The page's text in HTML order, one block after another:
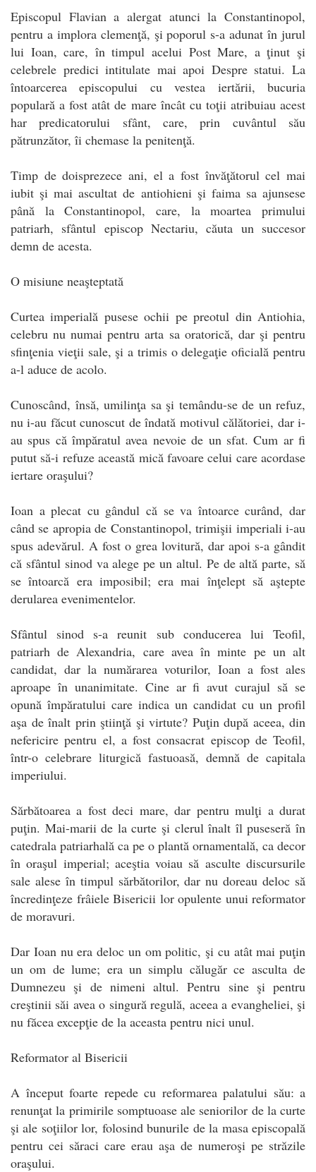
Episcopul Flavian a alergat atunci la Constantinopol,
pentru a implora clemenţă, şi poporul s-a adunat în jurul
lui Ioan, care, în timpul acelui Post Mare, a ţinut şi
celebrele predici intitulate mai apoi Despre statui. La
întoarcerea episcopului cu vestea iertării, bucuria
populară a fost atât de mare încât cu toţii atribuiau acest
har predicatorului sfânt, care, prin cuvântul său
pătrunzător, îi chemase la penitenţă.
Timp de doisprezece ani, el a fost învăţătorul cel mai
iubit şi mai ascultat de antiohieni şi faima sa ajunsese
până la Constantinopol, care, la moartea primului
patriarh, sfântul episcop Nectariu, căuta un succesor
demn de acesta.
O misiune neaşteptată
Curtea imperială pusese ochii pe preotul din Antiohia,
celebru nu numai pentru arta sa oratorică, dar şi pentru
sfinţenia vieţii sale, şi a trimis o delegaţie oficială pentru
a-l aduce de acolo.
Cunoscând, însă, umilinţa sa şi temându-se de un refuz,
nu i-au făcut cunoscut de îndată motivul călătoriei, dar i-
au spus că împăratul avea nevoie de un sfat. Cum ar fi
putut să-i refuze această mică favoare celui care acordase
iertare oraşului?
Ioan a plecat cu gândul că se va întoarce curând, dar
când se apropia de Constantinopol, trimişii imperiali i-au
spus adevărul. A fost o grea lovitură, dar apoi s-a gândit
că sfântul sinod va alege pe un altul. Pe de altă parte, să
se întoarcă era imposibil; era mai înţelept să aştepte
derularea evenimentelor.
Sfântul sinod s-a reunit sub conducerea lui Teofil,
patriarh de Alexandria, care avea în minte pe un alt
candidat, dar la numărarea voturilor, Ioan a fost ales
aproape în unanimitate. Cine ar fi avut curajul să se
opună împăratului care indica un candidat cu un profil
aşa de înalt prin ştiinţă şi virtute? Puţin după aceea, din
nefericire pentru el, a fost consacrat episcop de Teofil,
într-o celebrare liturgică fastuoasă, demnă de capitala
imperiului.
Sărbătoarea a fost deci mare, dar pentru mulţi a durat
puţin. Mai-marii de la curte şi clerul înalt îl puseseră în
catedrala patriarhală ca pe o plantă ornamentală, ca decor
în oraşul imperial; aceştia voiau să asculte discursurile
sale alese în timpul sărbătorilor, dar nu doreau deloc să
încredinţeze frâiele Bisericii lor opulente unui reformator
de moravuri.
Dar Ioan nu era deloc un om politic, şi cu atât mai puţin
un om de lume; era un simplu călugăr ce asculta de
Dumnezeu şi de nimeni altul. Pentru sine şi pentru
creştinii săi avea o singură regulă, aceea a evangheliei, şi
nu făcea excepţie de la aceasta pentru nici unul.
Reformator al Bisericii
A început foarte repede cu reformarea palatului său: a
renunţat la primirile somptuoase ale seniorilor de la curte
şi ale soţiilor lor, folosind bunurile de la masa episcopală
pentru cei săraci care erau aşa de numeroşi pe străzile
oraşului.